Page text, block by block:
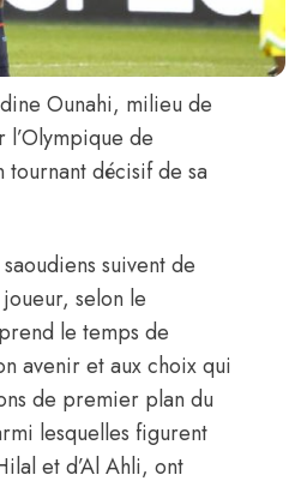
Ounahi, milieu de
de
décisif de sa
suivent de
selon le
le temps de
avenir et aux choix qui
de premier plan du
lesquelles figurent
et d’Al Ahli, ont